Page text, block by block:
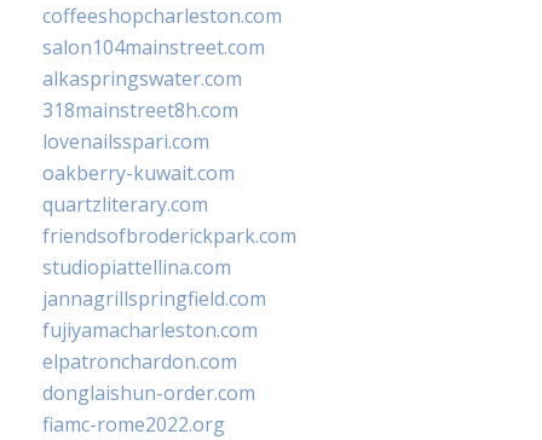
coffeeshopcharleston.com
salon104mainstreet.com
alkaspringswater.com
318mainstreet8h.com
lovenailsspari.com
oakberry-kuwait.com
quartzliterary.com
friendsofbroderickpark.com
studiopiattellina.com
jannagrillspringfield.com
fujiyamacharleston.com
elpatronchardon.com
donglaishun-order.com
fiamc-rome2022.org